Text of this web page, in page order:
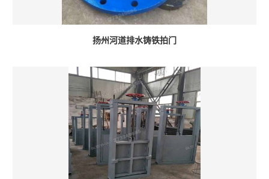
扬州河道排水铸铁拍门